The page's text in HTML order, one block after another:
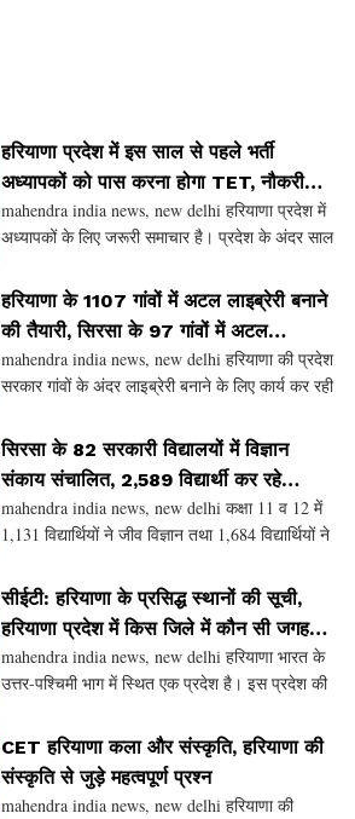
हरियाणा प्रदेश में इस साल से पहले भर्ती
अध्यापकों को पास करना होगा TET, नौकरी
बचानी है तो करना होगा ये काम
mahendra india news, new delhi हरियाणा प्रदेश में
अध्यापकों के लिए जरूरी समाचार है। प्रदेश के अंदर साल
शिक्षक पात्रता परीक्षा पास करनी होगी। बता दें कि
हरियाणा के 1107 गांवों में अटल लाइब्रेरी बनाने
की तैयारी, सिरसा के 97 गांवों में अटल
लाइब्रेरी स्थापित
mahendra india news, new delhi हरियाणा की प्रदेश
सरकार गांवों के अंदर लाइब्रेरी बनाने के लिए कार्य कर रही
सरकार ग्रामीण क्षेत्रों में शिक्षा, पठन-प
सिरसा के 82 सरकारी विद्यालयों में विज्ञान
संकाय संचालित, 2,589 विद्यार्थी कर रहे
फिजिक्स एवं केमिस्ट्री की पढ़ाई
mahendra india news, new delhi कक्षा 11 व 12 में
1,131 विद्यार्थियों ने जीव विज्ञान तथा 1,684 विद्यार्थियों ने
जिला सिरसा में विज्ञान शिक्षा को लगातार सश
सीईटी: हरियाणा के प्रसिद्ध स्थानों की सूची,
हरियाणा प्रदेश में किस जिले में कौन सी जगह
सबसे अधिक प्रसिद्ध्
mahendra india news, new delhi हरियाणा भारत के
उत्तर-पश्चिमी भाग में स्थित एक प्रदेश है। इस प्रदेश की
संस्कृति का एक आदर्श संगम है। यह ऐतिहासिक सिंधु घाट
CET हरियाणा कला और संस्कृति, हरियाणा की
संस्कृति से जुड़े महत्वपूर्ण प्रश्न
mahendra india news, new delhi हरियाणा की